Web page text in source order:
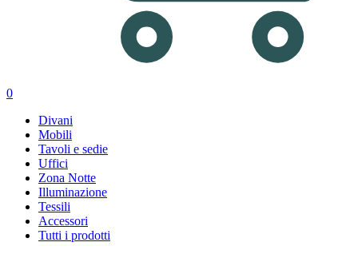
0
Divani
Mobili
Tavoli e sedie
Uffici
Zona Notte
Illuminazione
Tessili
Accessori
Tutti i prodotti